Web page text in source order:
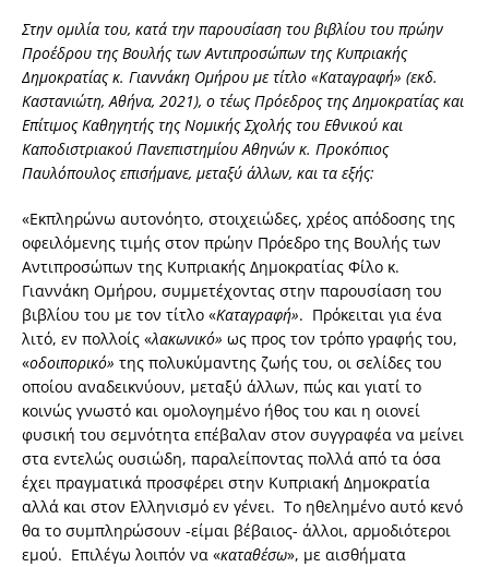
Στην ομιλία του, κατά την παρουσίαση του βιβλίου του πρώην
Προέδρου της Βουλής των Αντιπροσώπων της Κυπριακής
Δημοκρατίας κ. Γιαννάκη Ομήρου με τίτλο «Καταγραφή» (εκδ.
Καστανιώτη, Αθήνα, 2021), ο τέως Πρόεδρος της Δημοκρατίας και
Επίτιμος Καθηγητής της Νομικής Σχολής του Εθνικού και
Καποδιστριακού Πανεπιστημίου Αθηνών κ. Προκόπιος
Παυλόπουλος επισήμανε, μεταξύ άλλων, και τα εξής:
«Εκπληρώνω αυτονόητο, στοιχειώδες, χρέος απόδοσης της
οφειλόμενης τιμής στον πρώην Πρόεδρο της Βουλής των
Αντιπροσώπων της Κυπριακής Δημοκρατίας Φίλο κ.
Γιαννάκη Ομήρου, συμμετέχοντας στην παρουσίαση του
βιβλίου του με τον τίτλο «Καταγραφή». Πρόκειται για ένα
λιτό, εν πολλοίς «λακωνικό» ως προς τον τρόπο γραφής του,
«οδοιπορικό» της πολυκύμαντης ζωής του, οι σελίδες του
οποίου αναδεικνύουν, μεταξύ άλλων, πώς και γιατί το
κοινώς γνωστό και ομολογημένο ήθος του και η οιονεί
φυσική του σεμνότητα επέβαλαν στον συγγραφέα να μείνει
στα εντελώς ουσιώδη, παραλείποντας πολλά από τα όσα
έχει πραγματικά προσφέρει στην Κυπριακή Δημοκρατία
αλλά και στον Ελληνισμό εν γένει. Το ηθελημένο αυτό κενό
θα το συμπληρώσουν -είμαι βέβαιος- άλλοι, αρμοδιότεροι
εμού. Επιλέγω λοιπόν να «καταθέσω», με αισθήματα